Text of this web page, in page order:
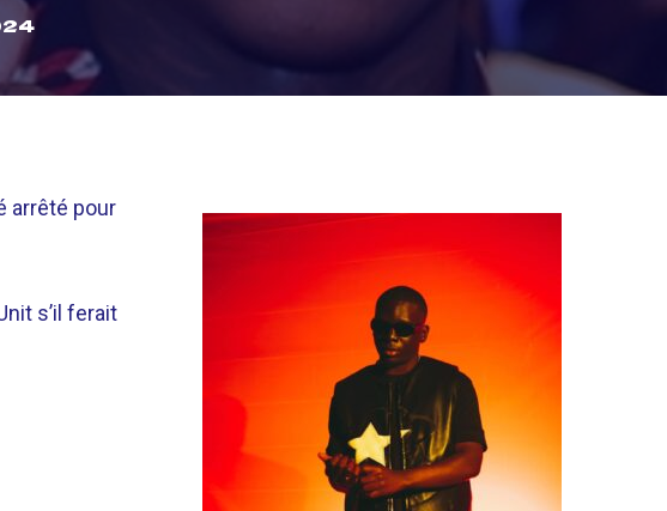
arrêté pour
s’il ferait